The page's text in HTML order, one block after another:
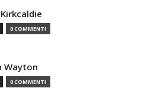
0 COMMENTI
Wayton
0 COMMENTI